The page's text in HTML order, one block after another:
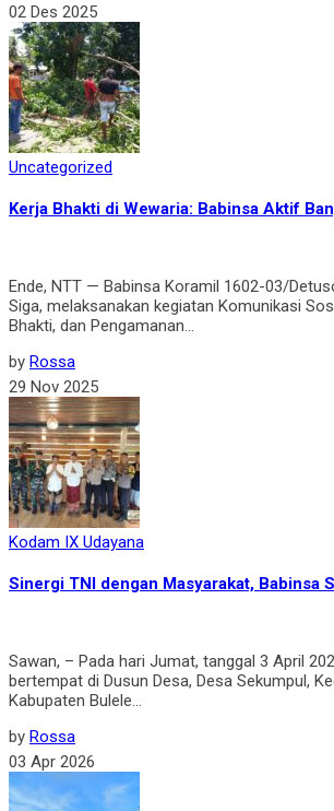
02 Des 2025
Uncategorized
Kerja Bhakti di Wewaria: Babinsa Aktif
Ende, NTT — Babinsa Koramil 1602-03/
Siga, melaksanakan kegiatan Komunikasi
Bhakti, dan Pengamanan...
by Rossa
29 Nov 2025
Kodam IX Udayana
Sinergi TNI dengan Masyarakat, Babinsa
Sawan, – Pada hari Jumat, tanggal 3 April
bertempat di Dusun Desa, Desa Sekumpul,
Kabupaten Bulele...
by Rossa
03 Apr 2026